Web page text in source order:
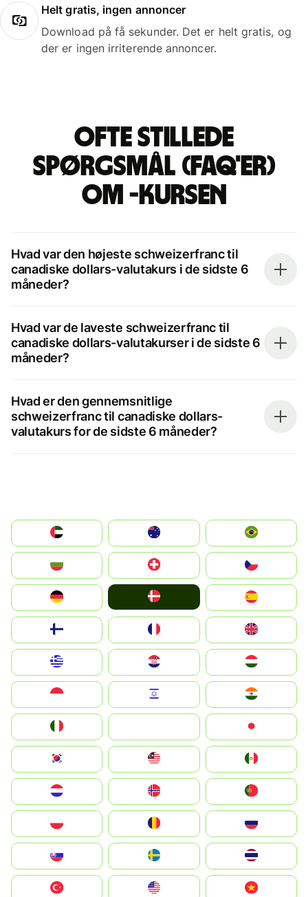
Helt gratis, ingen annoncer
Download på få sekunder. Det er helt gratis, og
der er ingen irriterende annoncer.
Ofte stillede
spørgsmål (FAQ'er)
om -kursen
Hvad var den højeste schweizerfranc til
canadiske dollars-valutakurs i de sidste 6
måneder?
Hvad var de laveste schweizerfranc til
canadiske dollars-valutakurser i de sidste 6
måneder?
Hvad er den gennemsnitlige
schweizerfranc til canadiske dollars-
valutakurs for de sidste 6 måneder?
الإمارات العربية المتحدة
Switzerland
Deutschland
United Kingdom
Magyarország
South Korea
United States